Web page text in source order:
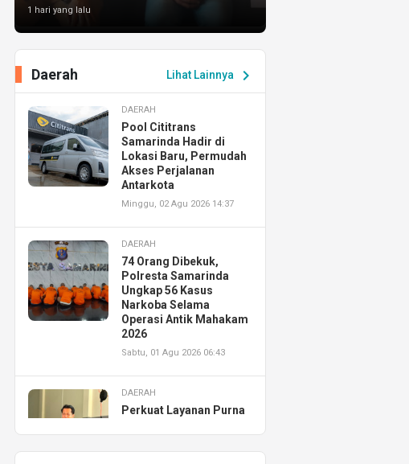
1 hari yang lalu
Lihat Lainnya chevron_right
Daerah
DAERAH
Pool Cititrans
Samarinda Hadir di
Lokasi Baru, Permudah
Akses Perjalanan
Antarkota
Minggu, 02 Agu 2026 14:37
DAERAH
74 Orang Dibekuk,
Polresta Samarinda
Ungkap 56 Kasus
Narkoba Selama
Operasi Antik Mahakam
2026
Sabtu, 01 Agu 2026 06:43
DAERAH
Perkuat Layanan Purna
Resmikan AHASS